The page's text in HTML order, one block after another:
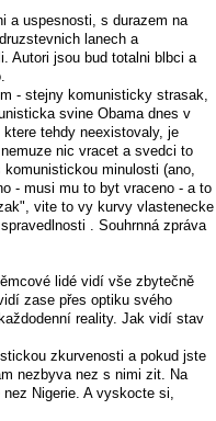
a uspesnosti, s durazem na
lanech a
Autori jsou bud totalni blbci a
- stejny komunisticky strasak,
svine Obama dnes v
tehdy neexistovaly, je
nic vracet a svedci to
minulosti (ano,
- musi mu to byt vraceno - a to
vite to vy kurvy vlastenecke
. Souhrnná zpráva
lidé vidí vše zbytečně
zase přes optiku svého
reality. Jak vidí stav
zkurvenosti a pokud jste
nezbyva nez s nimi zit. Na
Nigerie. A vyskocte si,